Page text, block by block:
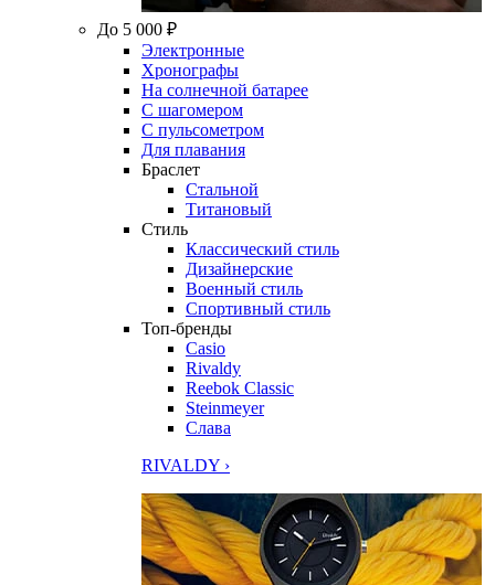
До 5 000 ₽
Электронные
Хронографы
На солнечной батарее
С шагомером
С пульсометром
Для плавания
Браслет
Стальной
Титановый
Стиль
Классический стиль
Дизайнерские
Военный стиль
Спортивный стиль
Топ-бренды
Casio
Rivaldy
Reebok Classic
Steinmeyer
Слава
RIVALDY ›